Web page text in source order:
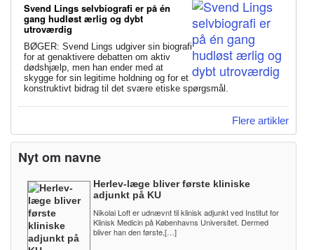
Svend Lings selvbiografi er på én
gang hudløst ærlig og dybt
utroværdig
BØGER: Svend Lings udgiver sin biografi
for at genaktivere debatten om aktiv
dødshjælp, men han ender med at
skygge for sin legitime holdning og for et
konstruktivt bidrag til det svære etiske spørgsmål.
Flere artikler
Nyt om navne
Herlev-læge bliver første kliniske
adjunkt på KU
Nikolai Loft er udnævnt til klinisk adjunkt ved Institut for
Klinisk Medicin på Københavns Universitet. Dermed
bliver han den første,[…]